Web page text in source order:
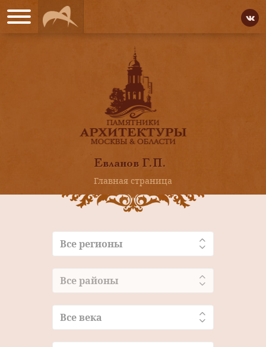
Евланов Г.П.
Главная страница
Все регионы
Все районы
Все века